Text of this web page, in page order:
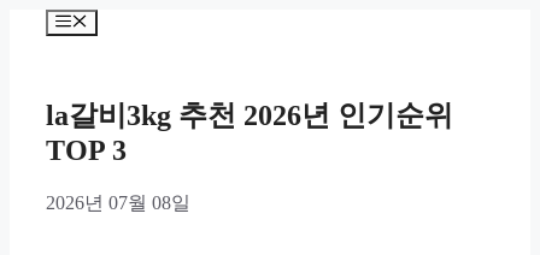
Menu
la갈비3kg 추천 2026년 인기순위
TOP 3
2026년 07월 08일